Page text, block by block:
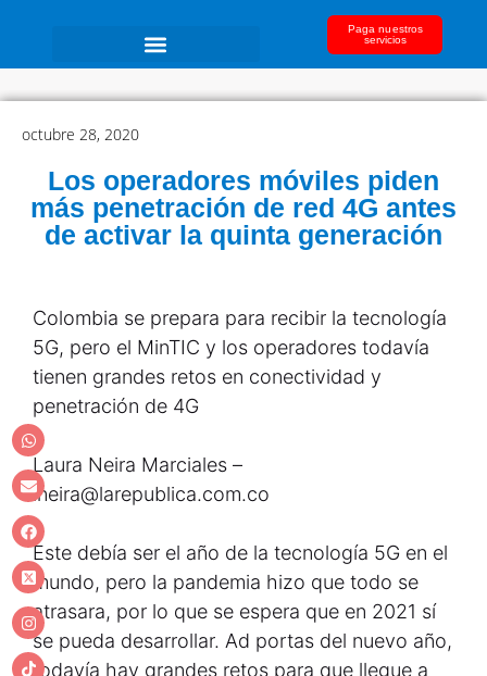
Paga nuestros
servicios
octubre 28, 2020
Los operadores móviles piden
más penetración de red 4G antes
de activar la quinta generación
Colombia se prepara para recibir la tecnología
5G, pero el MinTIC y los operadores todavía
tienen grandes retos en conectividad y
penetración de 4G
Laura Neira Marciales –
lneira@larepublica.com.co
Este debía ser el año de la tecnología 5G en el
mundo, pero la pandemia hizo que todo se
atrasara, por lo que se espera que en 2021 sí
se pueda desarrollar. Ad portas del nuevo año,
todavía hay grandes retos para que llegue a